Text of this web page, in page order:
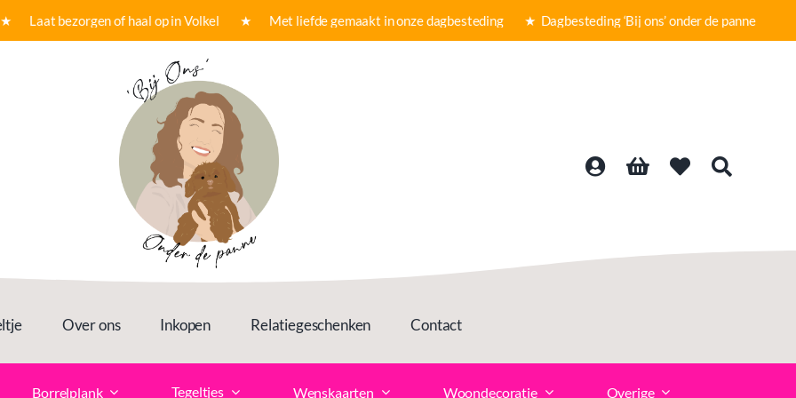
bezorgen of haal op in Volkel ★ Met liefde gemaakt in onze dagbesteding ★ Dagbesteding ‘Bij ons’ onder de panne ★
Over ons Inkopen Relatiegeschenken Contact
Borrelplank Tegeltjes Wenskaarten Woondecoratie Overige